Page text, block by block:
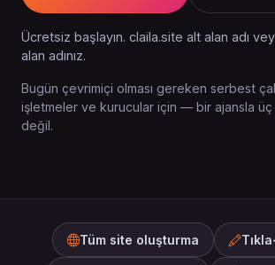
Ücretsiz başlayın. claila.site alt alan adı
alan adınız.
Bugün çevrimiçi olması gereken serbest
işletmeler ve kurucular için — bir ajansla üç
değil.
Tüm site oluşturma